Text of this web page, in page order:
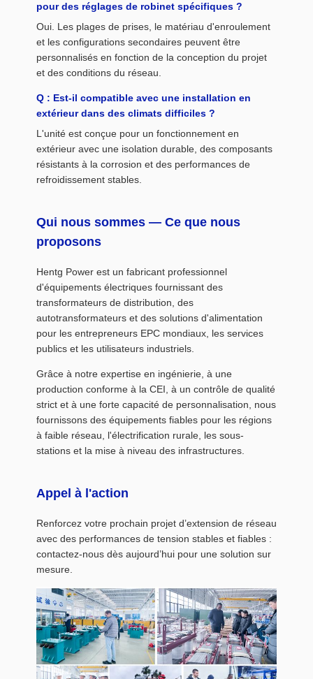
pour des réglages de robinet spécifiques ?
Oui. Les plages de prises, le matériau d'enroulement
et les configurations secondaires peuvent être
personnalisés en fonction de la conception du projet
et des conditions du réseau.
Q : Est-il compatible avec une installation en
extérieur dans des climats difficiles ?
L'unité est conçue pour un fonctionnement en
extérieur avec une isolation durable, des composants
résistants à la corrosion et des performances de
refroidissement stables.
Qui nous sommes — Ce que nous
proposons
Hentg Power est un fabricant professionnel
d'équipements électriques fournissant des
transformateurs de distribution, des
autotransformateurs et des solutions d'alimentation
pour les entrepreneurs EPC mondiaux, les services
publics et les utilisateurs industriels.
Grâce à notre expertise en ingénierie, à une
production conforme à la CEI, à un contrôle de qualité
strict et à une forte capacité de personnalisation, nous
fournissons des équipements fiables pour les régions
à faible réseau, l'électrification rurale, les sous-
stations et la mise à niveau des infrastructures.
Appel à l'action
Renforcez votre prochain projet d’extension de réseau
avec des performances de tension stables et fiables :
contactez-nous dès aujourd’hui pour une solution sur
mesure.